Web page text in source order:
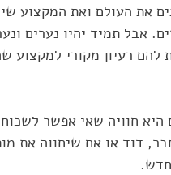
את העולם ואת המקצוע
אבל תמיד יהיו נערים
להם רעיון מקורי למקצוע
חוויה שאי אפשר
דוד או אח שיחווה את